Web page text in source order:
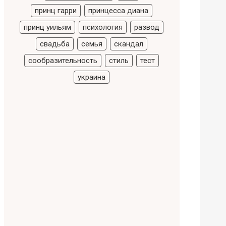
принц гарри
принцесса диана
принц уильям
психология
развод
свадьба
семья
скандал
сообразительность
стиль
тест
украина